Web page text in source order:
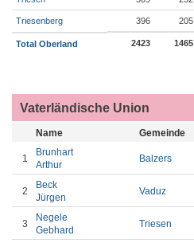
Triesenberg 396 205
Total Oberland 2423 1465
Vaterländische Union
Name Gemeinde
1
Brunhart
Arthur
Balzers
2
Beck
Jürgen
Vaduz
3
Negele
Gebhard
Triesen